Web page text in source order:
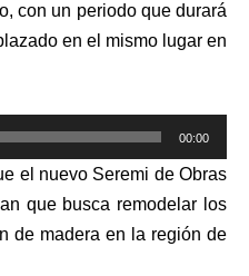
con un periodo que durará
en el mismo lugar en
00:00
el nuevo Seremi de Obras
que busca remodelar los
de madera en la región de